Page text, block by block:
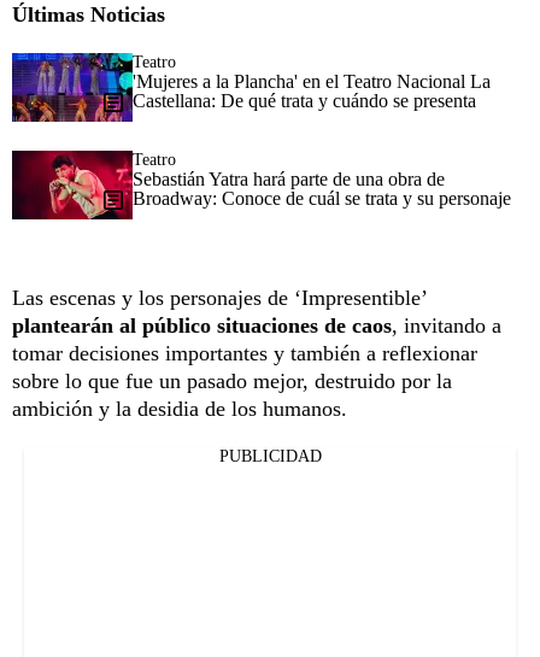
Últimas Noticias
Teatro
'Mujeres a la Plancha' en el Teatro Nacional La
Castellana: De qué trata y cuándo se presenta
Teatro
Sebastián Yatra hará parte de una obra de
Broadway: Conoce de cuál se trata y su personaje
Las escenas y los personajes de ‘Impresentible’
plantearán al público situaciones de caos, invitando a
tomar decisiones importantes y también a reflexionar
sobre lo que fue un pasado mejor, destruido por la
ambición y la desidia de los humanos.
PUBLICIDAD